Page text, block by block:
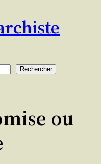
Rechercher
ou